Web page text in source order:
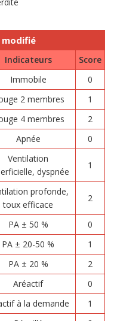
modifié
Indicateurs Score
Immobile
0
2 membres
1
4 membres
2
Apnée
0
Ventilation
dyspnée
1
profonde,
toux efficace
2
PA ± 50 %
0
PA ± 20-50 %
1
PA ± 20 %
2
Aréactif
0
à la demande
1